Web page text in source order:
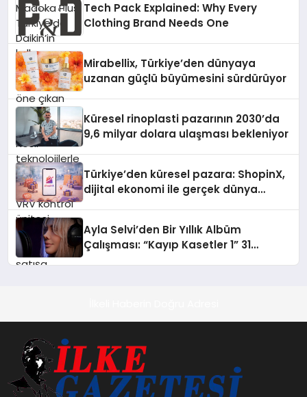
teknolojilerle donatılmış son modeli
VRV kontrol ünitesi Madoka Plus
Türkiye’de satışa sunuldu. Tam
dokunmatik ekranı, mobil uygulama
desteği ve akıllı sensör entegrasyonu
sayesinde iklimlendirme sistemlerinin
yönetimini daha kolay, konforlu ve
verimli hale getiriyor. Enerji
verimliliğini artırırken modern yaşam
Tech Pack Explained: Why Every
Clothing Brand Needs One
Mirabellix, Türkiye’den dünyaya
uzanan güçlü büyümesini sürdürüyor
Küresel rinoplasti pazarının 2030’da
9,6 milyar dolara ulaşması bekleniyor
Türkiye’den küresel pazara: ShopinX,
dijital ekonomi ile gerçek dünya
Ayla Selvi’den Bir Yıllık Albüm
Çalışması: “Kayıp Kasetler 1” 31